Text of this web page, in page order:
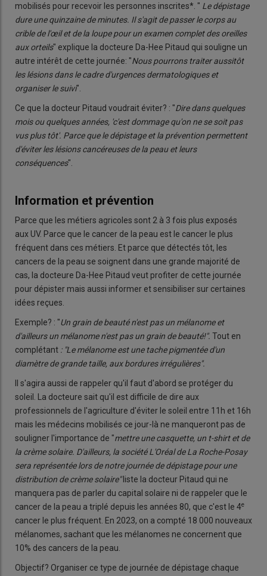
mobilisés pour recevoir les personnes inscrites*. " Le dépistage
dure une quinzaine de minutes. Il s'agit de passer le corps au
crible de l'œil et de la loupe pour un examen complet des oreilles
aux orteils" explique la docteure Da-Hee Pitaud qui souligne un
autre intérêt de cette journée: "Nous pourrons traiter aussitôt
les lésions dans le cadre d'urgences dermatologiques et
organiser le suivi".
Ce que la docteur Pitaud voudrait éviter? : "Dire dans quelques
mois ou quelques années, 'c'est dommage qu'on ne se soit pas
vus plus tôt'. Parce que le dépistage et la prévention permettent
d'éviter les lésions cancéreuses de la peau et leurs
conséquences".
Information et prévention
Parce que les métiers agricoles sont 2 à 3 fois plus exposés
aux UV. Parce que le cancer de la peau est le cancer le plus
fréquent dans ces métiers. Et parce que détectés tôt, les
cancers de la peau se soignent dans une grande majorité de
cas, la docteure Da-Hee Pitaud veut profiter de cette journée
pour dépister mais aussi informer et sensibiliser sur certaines
idées reçues.
Exemple? : "Un grain de beauté n'est pas un mélanome et
d'ailleurs un mélanome n'est pas un grain de beauté!". Tout en
complétant : "Le mélanome est une tache pigmentée d'un
diamètre de grande taille, aux bordures irrégulières".
Il s'agira aussi de rappeler qu'il faut d'abord se protéger du
soleil. La docteure sait qu'il est difficile de dire aux
professionnels de l'agriculture d'éviter le soleil entre 11h et 16h
mais les médecins mobilisés ce jour-là ne manqueront pas de
souligner l'importance de "mettre une casquette, un t-shirt et de
la crème solaire. D'ailleurs, la société L'Oréal de La Roche-Posay
sera représentée lors de notre journée de dépistage pour une
distribution de crème solaire" liste la docteur Pitaud qui ne
manquera pas de parler du capital solaire ni de rappeler que le
cancer de la peau a triplé depuis les années 80, que c'est le 4e
cancer le plus fréquent. En 2023, on a compté 18 000 nouveaux
mélanomes, sachant que les mélanomes ne concernent que
10% des cancers de la peau.
Objectif? Organiser ce type de journée de dépistage chaque